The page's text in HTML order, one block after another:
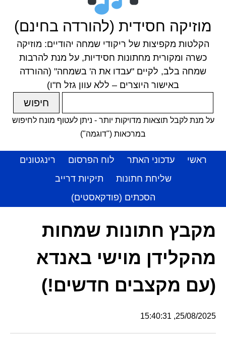
מוזיקה חסידית (להורדה בחינם)
הקלטות מקפיצות של ריקודי שמחה יהודיים: מוזיקה
כשרה ומקורית מחתונות חסידיות, על מנת להרבות
שמחה בלב, לקיים "עבדו את ה' בשמחה" (ההורדה
באישור היוצרים – ללא עוון גזל ח"ו)
על מנת לקבל תוצאות מדויקות יותר - ניתן לעטוף מונח לחיפוש
במרכאות ("דוגמה")
ראשי עדכוני האתר לוח הפרסום
רינגטונים
שליחת חתונות
תיקיות דרייב
הסכתים (פודקאסטים)
מקבץ חתונות שמחות
מהקלידן מוישי באנדא
(עם מקצבים חדשים!)
25/08/2025, 15:40:31